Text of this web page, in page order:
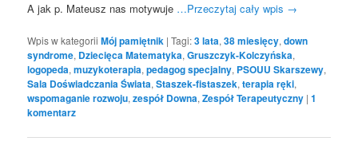
A jak p. Mateusz nas motywuje …Przeczytaj cały wpis →
Wpis w kategoriiMój pamiętnik |Tagi:3 lata,38 miesięcy,down
syndrome, Dziecięca Matematyka,Gruszczyk-Kolczyńska,
logopeda,muzykoterapia,pedagog specjalny, PSOUU Skarszewy,
Sala Doświadczania Świata,Staszek-fistaszek,terapia ręki,
wspomaganie rozwoju,zespół Downa,Zespół Terapeutyczny |1
komentarz